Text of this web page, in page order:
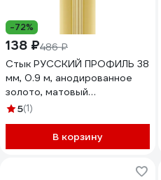
-72%
138 ₽486 ₽
Стык РУССКИЙ ПРОФИЛЬ 38
мм, 0.9 м, анодированное
золото, матовый
4607130270745
5(1)
В корзину